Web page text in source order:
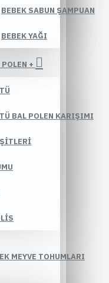
BEBEK SABUN ŞAMPUAN
BEBEK YAĞI
+
BAL POLEN KARIŞIMI
MEYVE TOHUMLARI